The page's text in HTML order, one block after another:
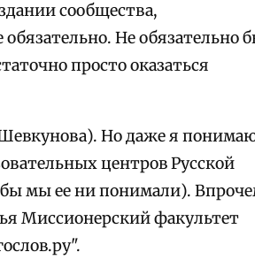
сообщества,
Не обязательно
просто оказаться
Но даже я
центров Русской
бы мы ее ни понимали).
Миссионерский факультет